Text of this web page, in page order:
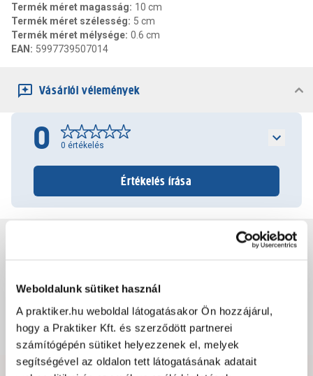
Weboldalunk sütiket használ
A praktiker.hu weboldal látogatásakor Ön hozzájárul,
hogy a Praktiker Kft. és szerződött partnerei
számítógépén sütiket helyezzenek el, melyek
segítségével az oldalon tett látogatásának adatait
Termék méret magasság: 10 cm
Termék méret szélesség: 5 cm
Termék méret mélysége: 0.6 cm
EAN : 5997739507014
Vásárlói vélemények
0 0 értékelés
Értékelés írása
Csomagolási és súly információk
Dokumentumok, felelős személy